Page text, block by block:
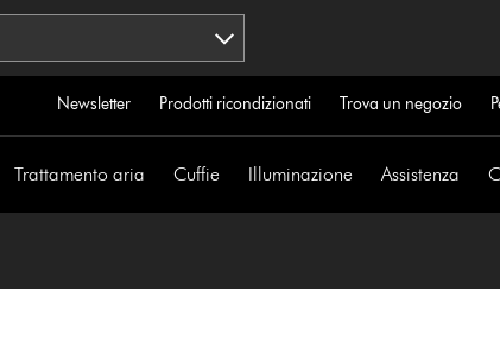
Newsletter Prodotti ricondizionati Trova un negozio
Trattamento aria Cuffie Illuminazione Assistenza